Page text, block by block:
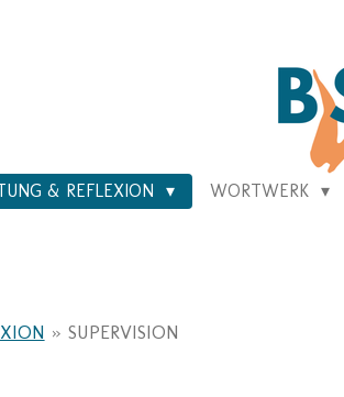
& REFLEXION WORTWERK
» SUPERVISION